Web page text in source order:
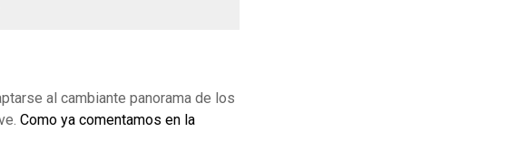
al cambiante panorama de los
Como ya comentamos en la